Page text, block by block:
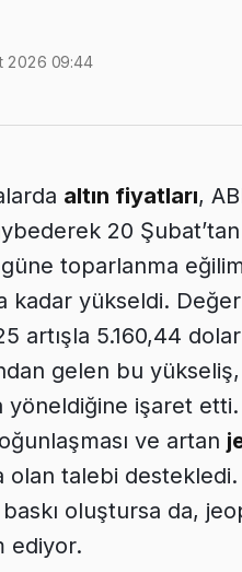
2026 09:44
altın fiyatları,
20
toparlanma
kadar yükseldi.
artışla 5.160,44
gelen bu
yöneldiğine işaret
ve artan
olan talebi
oluştursa da,
ediyor.